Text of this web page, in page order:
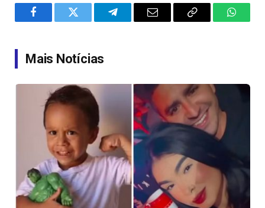
FacebookTwitter TelegramEmail
Copy
Mais Notícias